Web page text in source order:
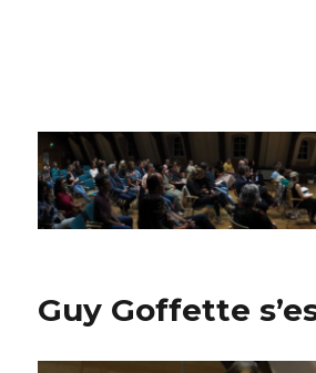
Luxembourg
Guy Goffette